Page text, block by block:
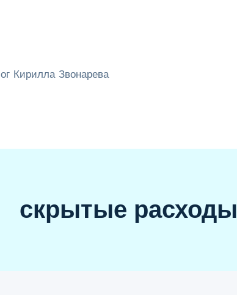
Кирилла Звонарева
скрытые расходы